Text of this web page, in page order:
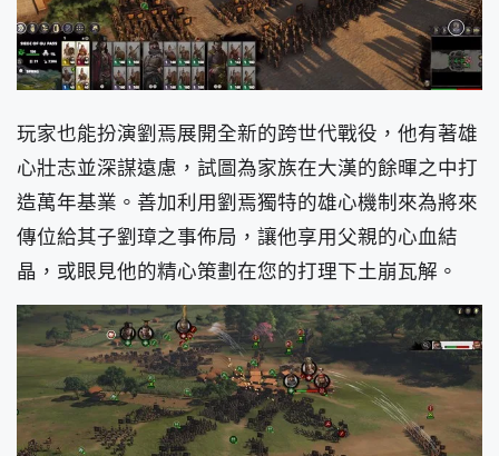
玩家也能扮演劉焉展開全新的跨世代戰役，他有著雄
心壯志並深謀遠慮，試圖為家族在大漢的餘暉之中打
造萬年基業。善加利用劉焉獨特的雄心機制來為將來
傳位給其子劉璋之事佈局，讓他享用父親的心血結
晶，或眼見他的精心策劃在您的打理下土崩瓦解。